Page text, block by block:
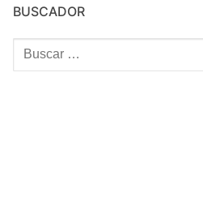
BUSCADOR
Buscar: